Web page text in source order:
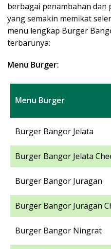
berbagai penambahan dan
yang semakin memikat
menu lengkap Burger
terbarunya:
Menu Burger:
Menu Burger
Burger Bangor Jelata
Burger Bangor Jelata
Burger Bangor Juragan
Burger Bangor Juragan
Burger Bangor Ningrat